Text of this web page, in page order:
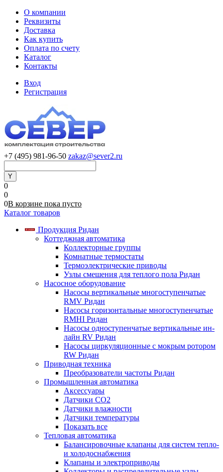
О компании
Реквизиты
Доставка
Как купить
Оплата по счету
Каталог
Контакты
Вход
Регистрация
+7 (495) 981-96-50 zakaz@sever2.ru
0
0
0В корзине пока пусто
Каталог товаров
Продукция Ридан
Коттеджная автоматика
Коллекторные группы
Комнатные термостаты
Термоэлектрические приводы
Узлы смешения для теплого пола Ридан
Насосное оборудование
Насосы вертикальные многоступенчатые
RMV Ридан
Насосы горизонтальные многоступенчатые
RMHI Ридан
Насосы одноступенчатые вертикальные ин-
лайн RV Ридан
Насосы циркуляционные с мокрым ротором
RW Ридан
Приводная техника
Преобразователи частоты Ридан
Промышленная автоматика
Аксессуары
Датчики CO2
Датчики влажности
Датчики температуры
Показать все
Тепловая автоматика
Балансировочные клапаны для систем тепло-
и холодоснабжения
Клапаны и электроприводы